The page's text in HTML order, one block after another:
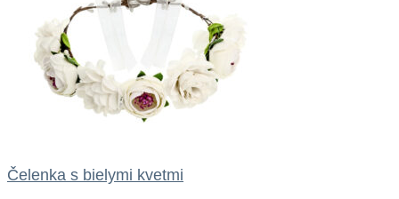
Čelenka s bielymi kvetmi